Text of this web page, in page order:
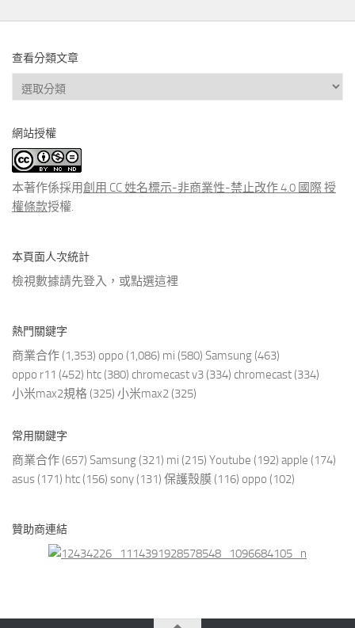
查看分類文章
查
看
類
文
章
網站授權
本著作係採用創用 CC 姓名標示-非商業性-禁止改作 4.0 國際 授
權條款授權.
本頁面人次統計
檢視數據請先登入，或點選這裡
熱門關鍵字
商業合作 (1,353) oppo (1,086) mi (580) Samsung (463)
oppo r11 (452) htc (380) chromecast v3 (334) chromecast (334)
小米max2規格 (325) 小米max2 (325)
常用關鍵字
商業合作 (657) Samsung (321) mi (215) Youtube (192) apple (174)
asus (171) htc (156) sony (131) 保護殼膜 (116) oppo (102)
贊助商連結